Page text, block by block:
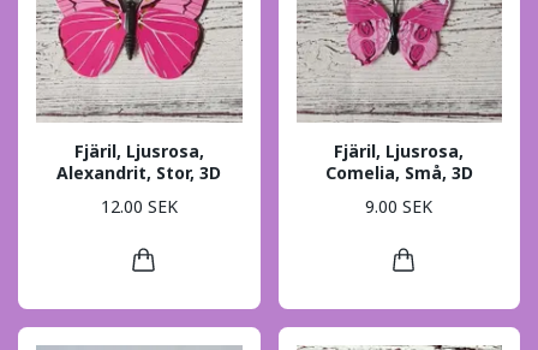
Fjäril, Ljusrosa,
Alexandrit, Stor, 3D
12.00 SEK
Fjäril, Ljusrosa,
Comelia, Små, 3D
9.00 SEK